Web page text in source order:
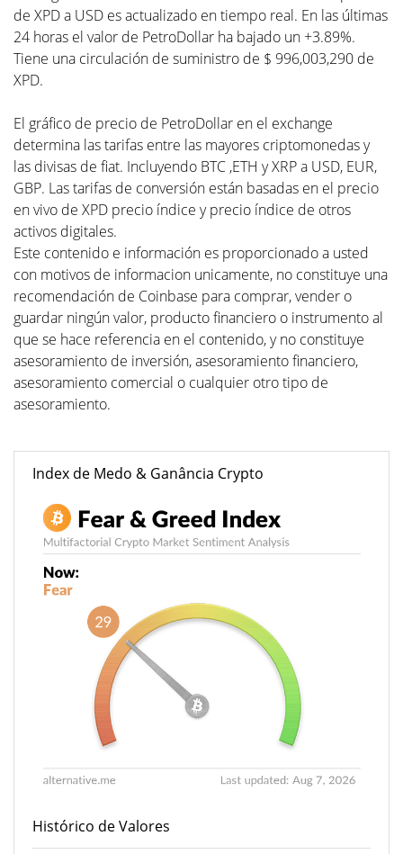
de XPD a USD es actualizado en tiempo real. En las últimas
24 horas el valor de PetroDollar ha bajado un +3.89%.
Tiene una circulación de suministro de $ 996,003,290 de
XPD.
El gráfico de precio de PetroDollar en el exchange
determina las tarifas entre las mayores criptomonedas y
las divisas de fiat. Incluyendo BTC ,ETH y XRP a USD, EUR,
GBP. Las tarifas de conversión están basadas en el precio
en vivo de XPD precio índice y precio índice de otros
activos digitales.
Este contenido e información es proporcionado a usted
con motivos de informacion unicamente, no constituye una
recomendación de Coinbase para comprar, vender o
guardar ningún valor, producto financiero o instrumento al
que se hace referencia en el contenido, y no constituye
asesoramiento de inversión, asesoramiento financiero,
asesoramiento comercial o cualquier otro tipo de
asesoramiento.
Index de Medo & Ganância Crypto
Histórico de Valores